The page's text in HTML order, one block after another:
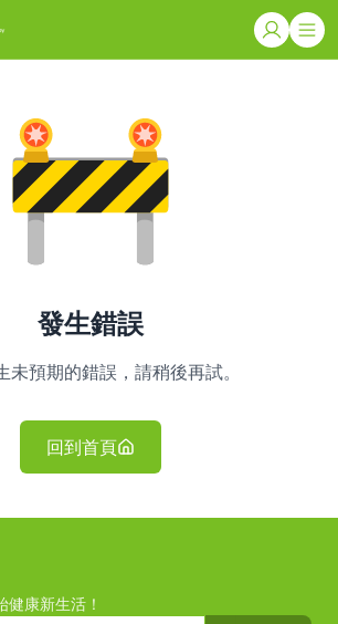
發生錯誤
未預期的錯誤，請稍後再試。
回到首頁
康新生活！